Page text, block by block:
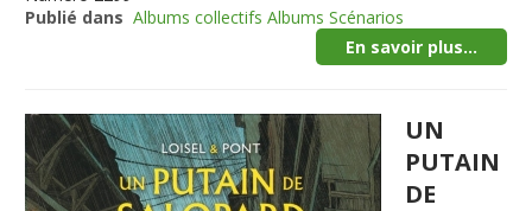
Publié dans Albums collectifs Albums Scénarios
En savoir plus...
UN
PUTAIN
DE